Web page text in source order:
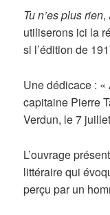
Tu n’es plus rien,
utiliserons ici la
si l’édition de
Une dédicace :
capitaine Pierre
Verdun, le 7
L’ouvrage
littéraire qui
perçu par un